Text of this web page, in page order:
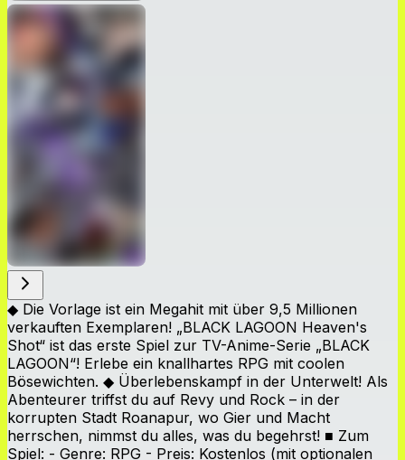
◆ Die Vorlage ist ein Megahit mit über 9,5 Millionen
verkauften Exemplaren! „BLACK LAGOON Heaven's
Shot“ ist das erste Spiel zur TV-Anime-Serie „BLACK
LAGOON“! Erlebe ein knallhartes RPG mit coolen
Bösewichten. ◆ Überlebenskampf in der Unterwelt! Als
Abenteurer triffst du auf Revy und Rock – in der
korrupten Stadt Roanapur, wo Gier und Macht
herrschen, nimmst du alles, was du begehrst! ■ Zum
Spiel: - Genre: RPG - Preis: Kostenlos (mit optionalen